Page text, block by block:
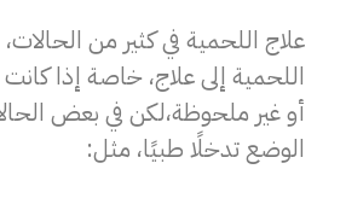
علاج اللحمية في كثير من
اللحمية إلى علاج، خاصة إذا
أو غير ملحوظة،لكن في بعض
الوضع تدخلًا طبيًا، مثل: